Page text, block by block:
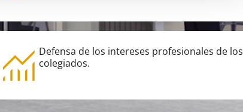
Defensa de los intereses profesionales de los
colegiados.